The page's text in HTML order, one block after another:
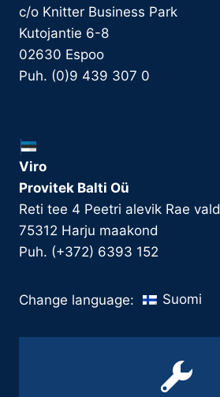
c/o Knitter Business Park
Kutojantie 6-8
02630 Espoo
Puh. (0)9 439 307 0
Viro
Provitek Balti Oü
Reti tee 4 Peetri alevik Rae vald
75312 Harju maakond
Puh. (+372) 6393 152
Change language: Suomi